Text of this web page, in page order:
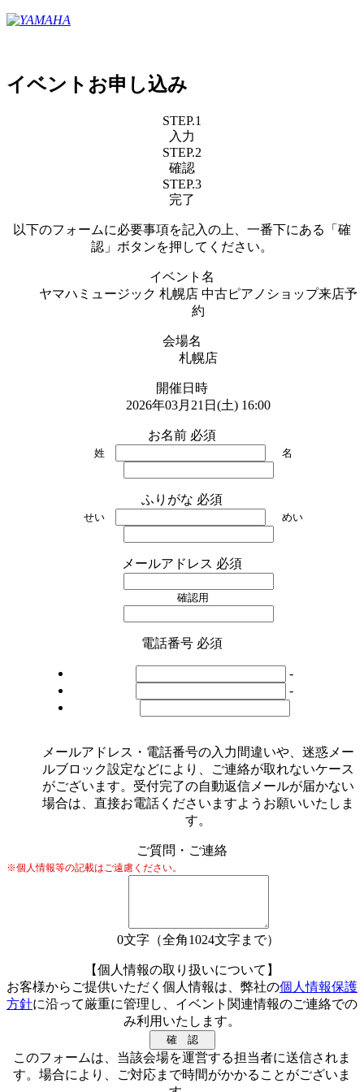
イベントお申し込み
STEP.1
入力
STEP.2
確認
STEP.3
完了
以下のフォームに必要事項を記入の上、一番下にある「確
認」ボタンを押してください。
イベント名
ヤマハミュージック 札幌店 中古ピアノショップ来店予
約
会場名
札幌店
開催日時
2026年03月21日(土) 16:00
お名前 必須
姓 名
ふりがな 必須
せい めい
メールアドレス 必須
確認用
電話番号 必須
-
-
メールアドレス・電話番号の入力間違いや、迷惑メー
ルブロック設定などにより、ご連絡が取れないケース
がございます。受付完了の自動返信メールが届かない
場合は、直接お電話くださいますようお願いいたしま
す。
ご質問・ご連絡
※個人情報等の記載はご遠慮ください。
0文字（全角1024文字まで）
【個人情報の取り扱いについて】
お客様からご提供いただく個人情報は、弊社の個人情報保護
方針に沿って厳重に管理し、イベント関連情報のご連絡での
み利用いたします。
このフォームは、当該会場を運営する担当者に送信されま
す。場合により、ご対応まで時間がかかることがございま